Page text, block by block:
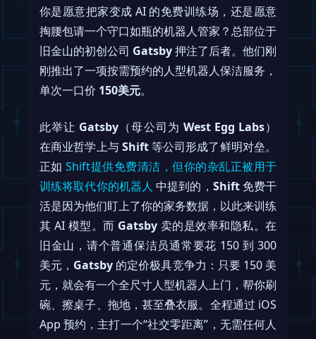
你是愿意把家变成 AI 的免费训练场，还是愿意
掏腰包请一个守口如瓶的机器人管家？总部位于
旧金山的初创公司 Gatsby押注了后者。他们刚
刚推出了一项按需预约的人型机器人保洁服务，
单次一口价 150美元。
此举让 Gatsby （母公司为 West Egg Labs）
在商业哲学上与Shift等公司形成了鲜明对垒。
正如Shift提供免费清洁，但你的杂乱正被用于
训练将取代你的机器人 中提到的， Shift免费干
活是因为他们盯上了你的家务数据，以此来训练
其 AI 模型。而 Gatsby 卖的是效率和隐私。在
旧金山，请个普通保洁员通常要花 150 到 300
美元， Gatsby 的定价极具竞争力：只要 150 美
元，就会有一个全尺寸人型机器人上门，帮你刷
碗、擦桌子、拖地，甚至叠衣服。全程通过 iOS
App 预约，主打一个“社交零距离”，无需任何人